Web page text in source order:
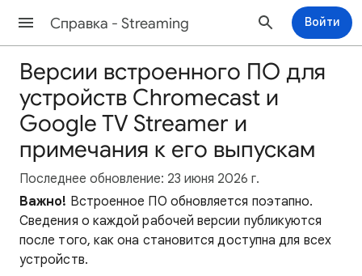
Cправка - Streaming Войти
Версии встроенного ПО для
устройств Chromecast и
Google TV Streamer и
примечания к его выпускам
Последнее обновление: 23 июня 2026 г.
Важно! Встроенное ПО обновляется поэтапно.
Сведения о каждой рабочей версии публикуются
после того, как она становится доступна для всех
устройств.